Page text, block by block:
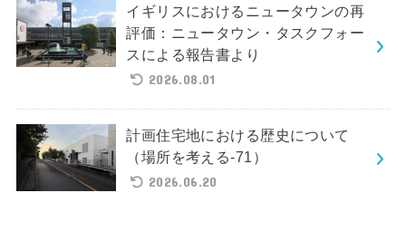
イギリスにおけるニュータウンの再
評価：ニュータウン・タスクフォー
スによる報告書より
2026.08.01
計画住宅地における歴史について
（場所を考える-71）
2026.06.20